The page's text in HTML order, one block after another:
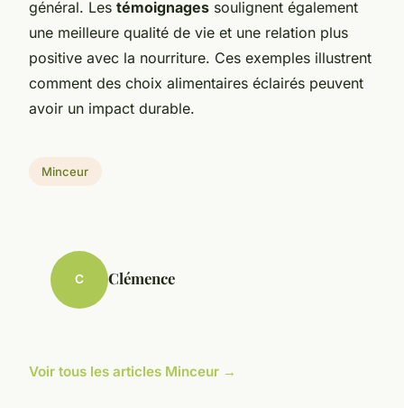
général. Les témoignages soulignent également
une meilleure qualité de vie et une relation plus
positive avec la nourriture. Ces exemples illustrent
comment des choix alimentaires éclairés peuvent
avoir un impact durable.
Minceur
C Clémence
Voir tous les articles Minceur →